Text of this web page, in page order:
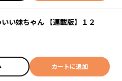
い妹ちゃん 【連載版】１２
カートに追加